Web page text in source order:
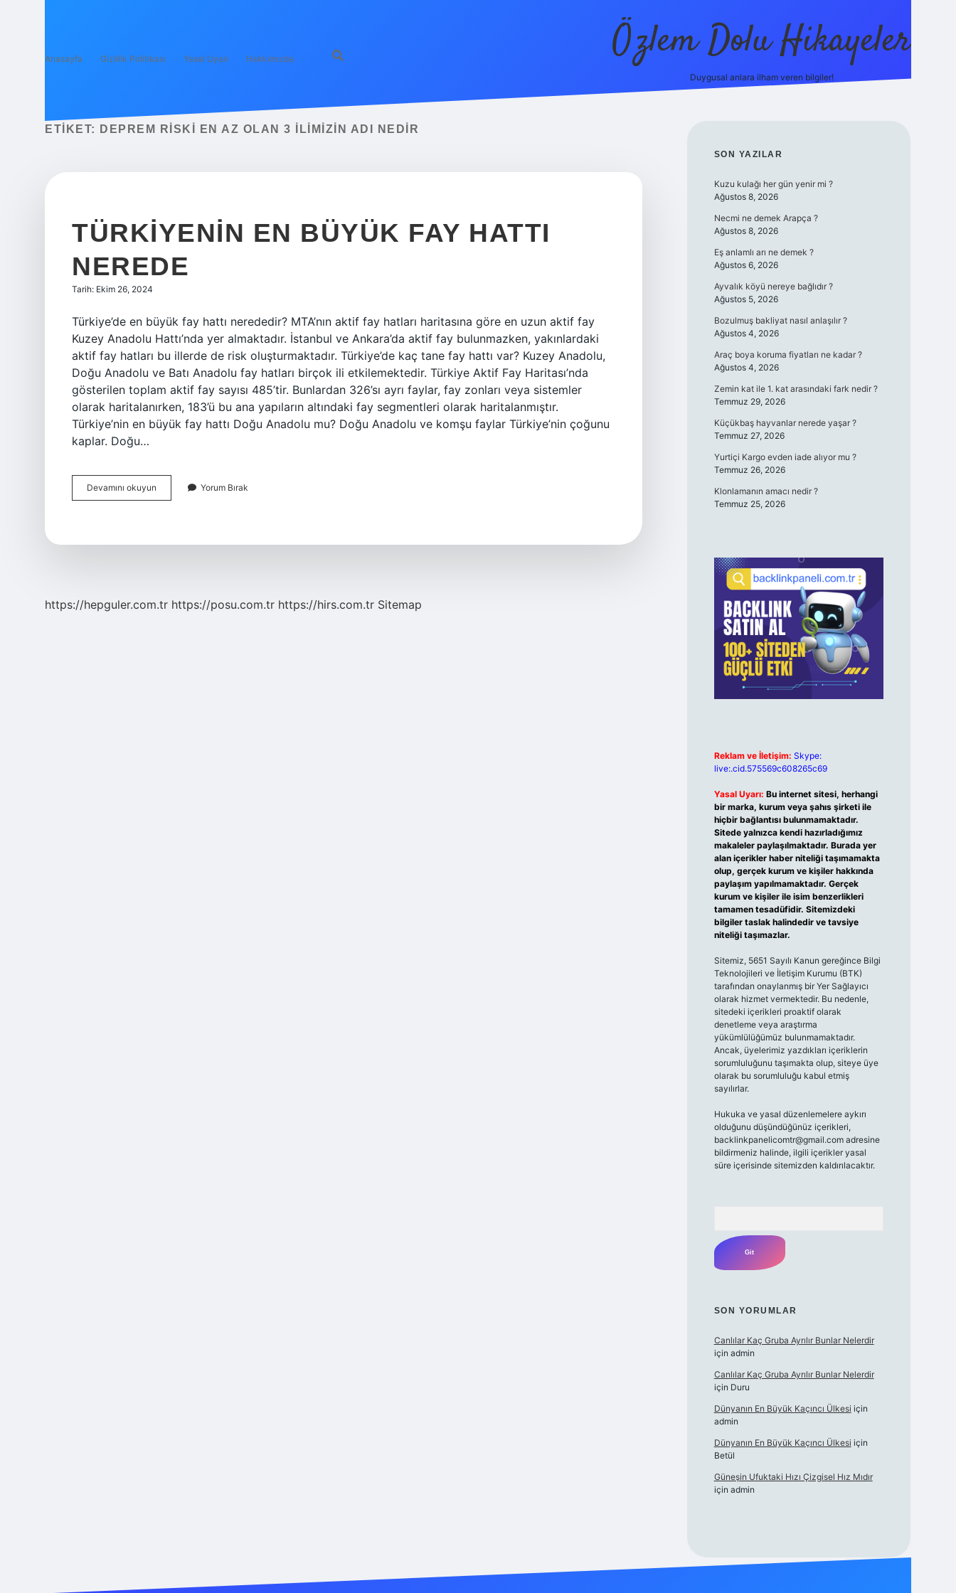
Anasayfa Gizlilik Politikası Yasal Uyarı Hakkımızda Özlem Dolu Hikayeler
Duygusal anlara ilham veren bilgiler!
ETIKET: DEPREM RISKI EN AZ OLAN 3 ILIMIZIN ADI NEDIR
TÜRKIYENIN EN BÜYÜK FAY HATTI
NEREDE
Tarih: Ekim 26, 2024
Türkiye’de en büyük fay hattı nerededir? MTA’nın aktif fay hatları haritasına göre en uzun aktif fay
Kuzey Anadolu Hattı’nda yer almaktadır. İstanbul ve Ankara’da aktif fay bulunmazken, yakınlardaki
aktif fay hatları bu illerde de risk oluşturmaktadır. Türkiye’de kaç tane fay hattı var? Kuzey Anadolu,
Doğu Anadolu ve Batı Anadolu fay hatları birçok ili etkilemektedir. Türkiye Aktif Fay Haritası’nda
gösterilen toplam aktif fay sayısı 485’tir. Bunlardan 326’sı ayrı faylar, fay zonları veya sistemler
olarak haritalanırken, 183’ü bu ana yapıların altındaki fay segmentleri olarak haritalanmıştır.
Türkiye’nin en büyük fay hattı Doğu Anadolu mu? Doğu Anadolu ve komşu faylar Türkiye’nin çoğunu
kaplar. Doğu…
Devamını okuyun Türkiyenin
En
Yorum Bırak
https://hepguler.com.tr https://posu.com.tr https://hirs.com.tr Sitemap
SIDEBAR
SON YAZILAR
Kuzu kulağı her gün yenir mi ?
Ağustos 8, 2026
Necmi ne demek Arapça ?
Ağustos 8, 2026
Eş anlamlı arı ne demek ?
Ağustos 6, 2026
Ayvalık köyü nereye bağlıdır ?
Ağustos 5, 2026
Bozulmuş bakliyat nasıl anlaşılır ?
Ağustos 4, 2026
Araç boya koruma fiyatları ne kadar ?
Ağustos 4, 2026
Zemin kat ile 1. kat arasındaki fark nedir ?
Temmuz 29, 2026
Küçükbaş hayvanlar nerede yaşar ?
Temmuz 27, 2026
Yurtiçi Kargo evden iade alıyor mu ?
Temmuz 26, 2026
Klonlamanın amacı nedir ?
Temmuz 25, 2026
Reklam ve İletişim: Skype:
live:.cid.575569c608265c69
Yasal Uyarı: Bu internet sitesi, herhangi
bir marka, kurum veya şahıs şirketi ile
hiçbir bağlantısı bulunmamaktadır.
Sitede yalnızca kendi hazırladığımız
makaleler paylaşılmaktadır. Burada yer
alan içerikler haber niteliği taşımamakta
olup, gerçek kurum ve kişiler hakkında
paylaşım yapılmamaktadır. Gerçek
kurum ve kişiler ile isim benzerlikleri
tamamen tesadüfidir. Sitemizdeki
bilgiler taslak halindedir ve tavsiye
niteliği taşımazlar.
Sitemiz, 5651 Sayılı Kanun gereğince Bilgi
Teknolojileri ve İletişim Kurumu (BTK)
tarafından onaylanmış bir Yer Sağlayıcı
olarak hizmet vermektedir. Bu nedenle,
sitedeki içerikleri proaktif olarak
denetleme veya araştırma
yükümlülüğümüz bulunmamaktadır.
Ancak, üyelerimiz yazdıkları içeriklerin
sorumluluğunu taşımakta olup, siteye üye
olarak bu sorumluluğu kabul etmiş
sayılırlar.
Hukuka ve yasal düzenlemelere aykırı
olduğunu düşündüğünüz içerikleri,
backlinkpanelicomtr@gmail.comadresine
bildirmeniz halinde, ilgili içerikler yasal
süre içerisinde sitemizden kaldırılacaktır.
SON YORUMLAR
Canlılar Kaç Gruba Ayrılır Bunlar Nelerdir
için admin
Canlılar Kaç Gruba Ayrılır Bunlar Nelerdir
için Duru
Dünyanın En Büyük Kaçıncı Ülkesi için
admin
Dünyanın En Büyük Kaçıncı Ülkesi için
Betül
Güneşin Ufuktaki Hızı Çizgisel Hız Mıdır
için admin